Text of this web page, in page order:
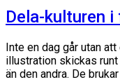
Dela-kulturen
Inte en dag går utan
illustration skickas
än den andra. De